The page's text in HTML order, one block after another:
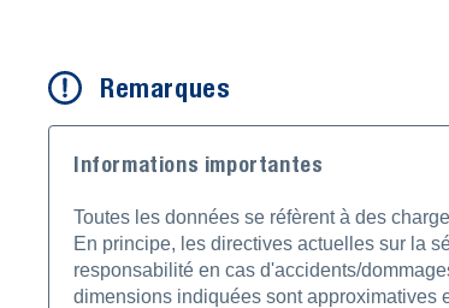
Remarques
Informations importantes
Toutes les données se réfèrent à des
En principe, les directives actuelles sur la
responsabilité en cas d'accidents/
dimensions indiquées sont approximatives